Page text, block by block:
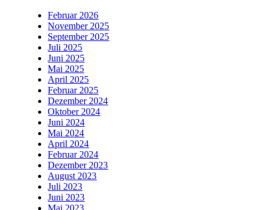
Februar 2026
November 2025
September 2025
Juli 2025
Juni 2025
Mai 2025
April 2025
Februar 2025
Dezember 2024
Oktober 2024
Juni 2024
Mai 2024
April 2024
Februar 2024
Dezember 2023
August 2023
Juli 2023
Juni 2023
Mai 2023